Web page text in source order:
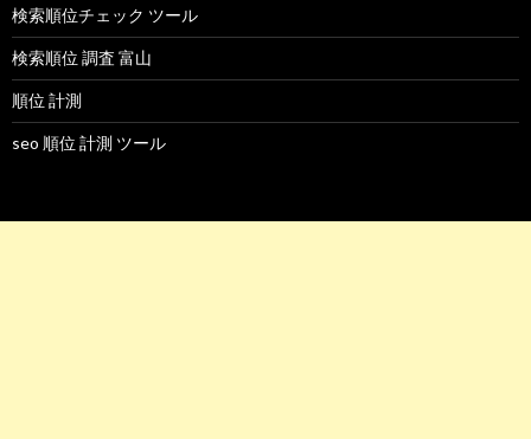
検索順位チェック ツール
検索順位 調査 富山
順位 計測
seo 順位 計測 ツール